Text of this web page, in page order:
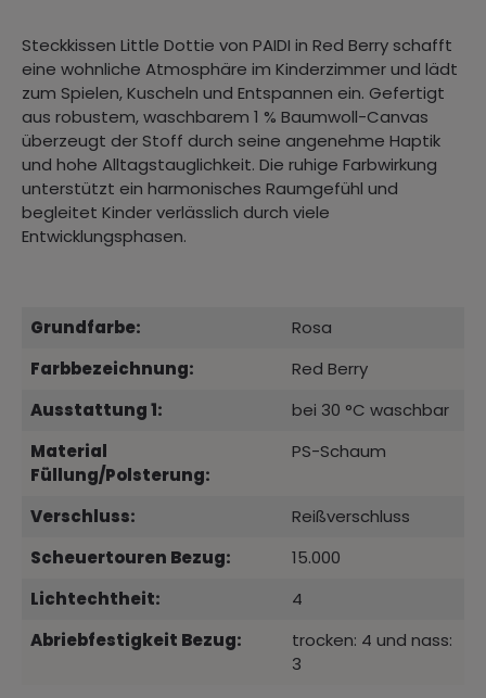
Steckkissen Little Dottie von PAIDI in Red Berry schafft
eine wohnliche Atmosphäre im Kinderzimmer und lädt
zum Spielen, Kuscheln und Entspannen ein. Gefertigt
aus robustem, waschbarem 1 % Baumwoll-Canvas
überzeugt der Stoff durch seine angenehme Haptik
und hohe Alltagstauglichkeit. Die ruhige Farbwirkung
unterstützt ein harmonisches Raumgefühl und
begleitet Kinder verlässlich durch viele
Entwicklungsphasen.
Grundfarbe:
Rosa
Farbbezeichnung:
Red Berry
Ausstattung 1:
bei 30 °C waschbar
Material
Füllung/Polsterung:
PS-Schaum
Verschluss:
Reißverschluss
Scheuertouren Bezug:
15.000
Lichtechtheit:
4
Abriebfestigkeit Bezug:
trocken: 4 und nass:
3